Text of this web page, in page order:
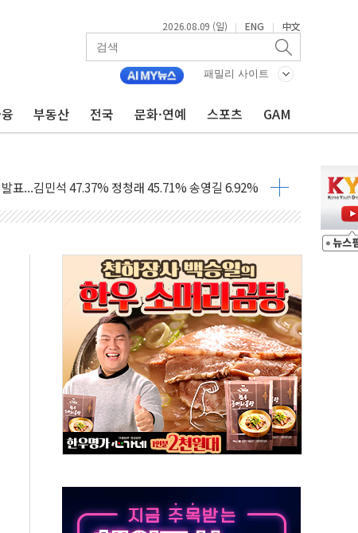
2026.08.09 (일) | ENG | 中文
패밀리 사이트
부동산 전국 문화·연예 스포츠 GAM
'1.48%p' 차 선두 유지...金 46.01% vs 鄭 44.53%
10대 구속…범행 후 반려견도 죽여
서 정청래에 승리…金 48.54% vs 鄭 44.40%
표...김민석 47.37% 정청래 45.71% 송영길 6.92%
표...정청래 47.82% 김민석 46.35% 송영길 5.83%
400명 맞이…"마음 잇는 시간 되길"
확정되나…재상고 앞두고 막판 셈법
기 거꾸로' 논란…이틀만에 철거
예술·체육요원 최대 33% 감축
대 최대폭 감소한 9.4%↓…유통업계 양극화 심화
사'로 콜롬비아 대통령 취임식 참석
간당 30mm 강한 비...호우 피해 없어
…野 "청년 우롱 기괴" vs 與 "송구한 해프닝"
스' 잠실점, 직장인 핫플레이스로 부상
조율 완료…초고가·비거주 1주택 등 여론 수렴"